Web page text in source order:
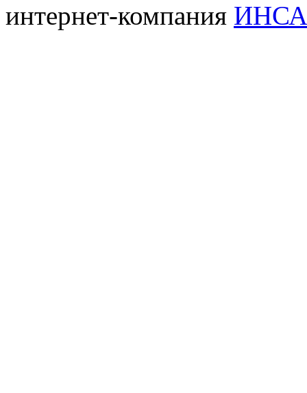
интернет-компания